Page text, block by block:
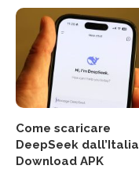
Come scaricare
DeepSeek dall’Italia |
Download APK